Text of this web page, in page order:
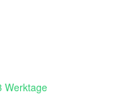
Werktage